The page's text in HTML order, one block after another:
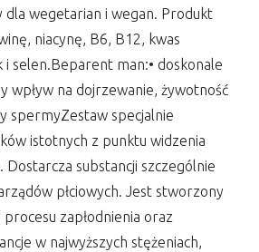
dla wegetarian i wegan. Produkt
niacynę, B6, B12, kwas
selen.Beparent man:• doskonale
wpływ na dojrzewanie, żywotność
spermyZestaw specjalnie
istotnych z punktu widzenia
substancji szczególnie
płciowych. Jest stworzony
zapłodnienia oraz
w najwyższych stężeniach,